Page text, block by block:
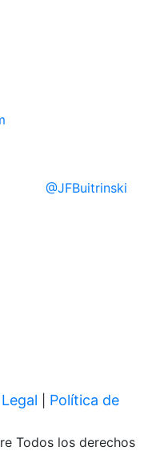
@JFBuitrinski
Política de
Todos los derechos